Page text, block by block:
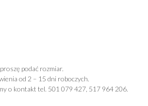
podać rozmiar.
od 2 – 15 dni roboczych.
o kontakt tel. 501 079 427, 517 964 206.